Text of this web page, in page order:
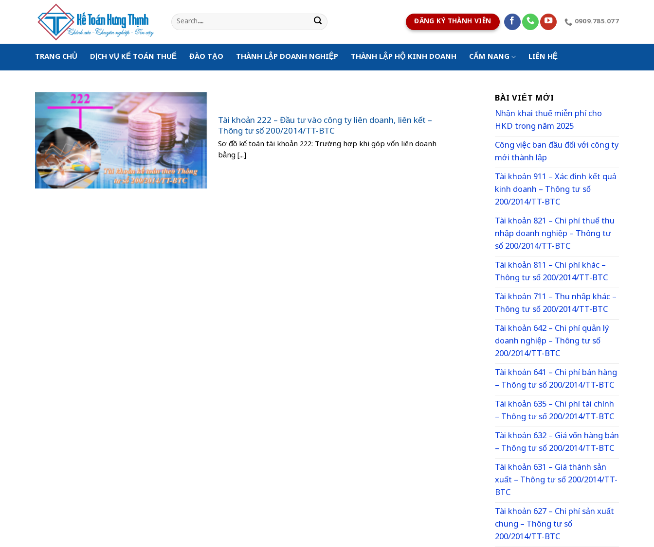
ĐĂNG KÝ THÀNH VIÊN 0909.785.077
TRANG CHỦ DỊCH VỤ KẾ TOÁN THUẾ ĐÀO TẠO THÀNH LẬP DOANH NGHIỆP THÀNH LẬP HỘ KINH DOANH CẨM NANG LIÊN HỆ
Tài khoản 222 – Đầu tư vào công ty liên doanh, liên kết –
Thông tư số 200/2014/TT-BTC
Sơ đồ kế toán tài khoản 222: Trường hợp khi góp vốn liên doanh
bằng [...]
BÀI VIẾT MỚI
Nhận khai thuế miễn phí cho
HKD trong năm 2025
Công việc ban đầu đối với công ty
mới thành lập
Tài khoản 911 – Xác định kết quả
kinh doanh – Thông tư số
200/2014/TT-BTC
Tài khoản 821 – Chi phí thuế thu
nhập doanh nghiệp – Thông tư
số 200/2014/TT-BTC
Tài khoản 811 – Chi phí khác –
Thông tư số 200/2014/TT-BTC
Tài khoản 711 – Thu nhập khác –
Thông tư số 200/2014/TT-BTC
Tài khoản 642 – Chi phí quản lý
doanh nghiệp – Thông tư số
200/2014/TT-BTC
Tài khoản 641 – Chi phí bán hàng
– Thông tư số 200/2014/TT-BTC
Tài khoản 635 – Chi phí tài chính
– Thông tư số 200/2014/TT-BTC
Tài khoản 632 – Giá vốn hàng bán
– Thông tư số 200/2014/TT-BTC
Tài khoản 631 – Giá thành sản
xuất – Thông tư số 200/2014/TT-
BTC
Tài khoản 627 – Chi phí sản xuất
chung – Thông tư số
200/2014/TT-BTC